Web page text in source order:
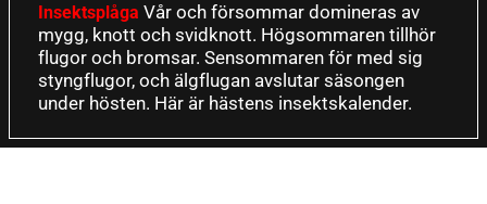
Insektsplåga Vår och försommar domineras av
mygg, knott och svidknott. Högsommaren tillhör
flugor och bromsar. Sensommaren för med sig
styngflugor, och älgflugan avslutar säsongen
under hösten. Här är hästens insektskalender.